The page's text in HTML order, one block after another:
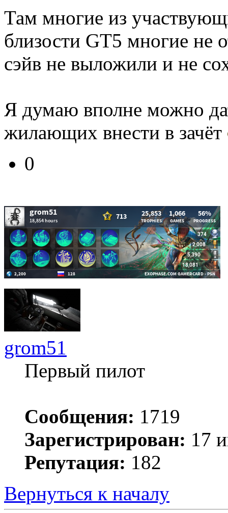
Там многие из
близости GT5 многие не
сэйв не выложили и не
Я думаю вполне можно
жилающих внести в зачёт
0
grom51
Первый пилот
Сообщения: 1719
Зарегистрирован: 17
Репутация: 182
Вернуться к началу